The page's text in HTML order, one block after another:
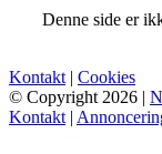
Denne side er
Kontakt | Cookies
© Copyright 2026 |
Kontakt |